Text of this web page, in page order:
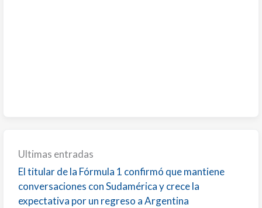
Ultimas entradas
El titular de la Fórmula 1 confirmó que mantiene
conversaciones con Sudamérica y crece la
expectativa por un regreso a Argentina